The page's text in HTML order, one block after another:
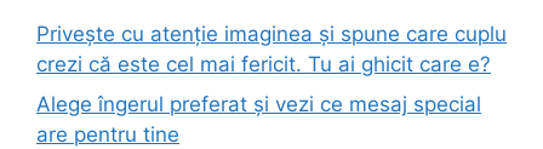
Privește cu atenție imaginea și spune care cuplu
crezi că este cel mai fericit. Tu ai ghicit care e?
Alege îngerul preferat și vezi ce mesaj special
are pentru tine